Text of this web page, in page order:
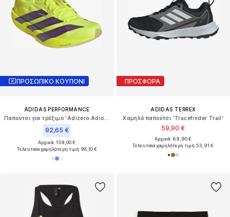
ΠΡΟΣΩΠΙΚΟ ΚΟΥΠΟΝΙ
ADIDAS PERFORMANCE
Παπούτσι για τρέξιμο 'Adizero Adios 9'
92,65 €
Αρχικά: 139,00 €
Τελευταία χαμηλότερη τιμή:98,10 €
ΠΡΟΣΦΟΡΑ
ADIDAS TERREX
Χαμηλό παπούτσι 'Tracefinder Trail'
59,90 €
Αρχικά: 69,90 €
Τελευταία χαμηλότερη τιμή:53,91 €